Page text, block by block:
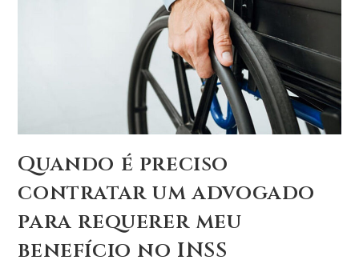
Quando é preciso
contratar um advogado
para requerer meu
benefício no INSS